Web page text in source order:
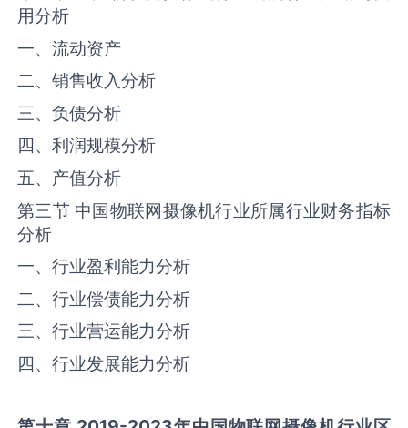
用分析
一、流动资产
二、销售收入分析
三、负债分析
四、利润规模分析
五、产值分析
第三节 中国物联网摄像机行业所属行业财务指标
分析
一、行业盈利能力分析
二、行业偿债能力分析
三、行业营运能力分析
四、行业发展能力分析